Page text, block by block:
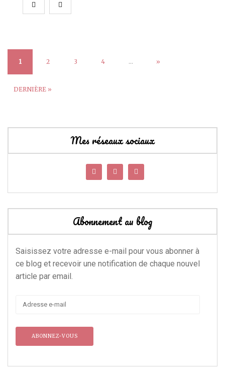
1 2 3 4 … »
DERNIÈRE »
Mes réseaux sociaux
Abonnement au blog
Saisissez votre adresse e-mail pour vous abonner à
ce blog et recevoir une notification de chaque nouvel
article par email.
Adresse
mail